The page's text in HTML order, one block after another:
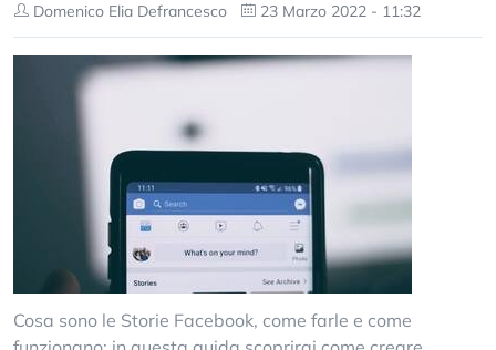
Domenico Elia Defrancesco 23 Marzo 2022 - 11:32
Cosa sono le Storie Facebook, come farle e come